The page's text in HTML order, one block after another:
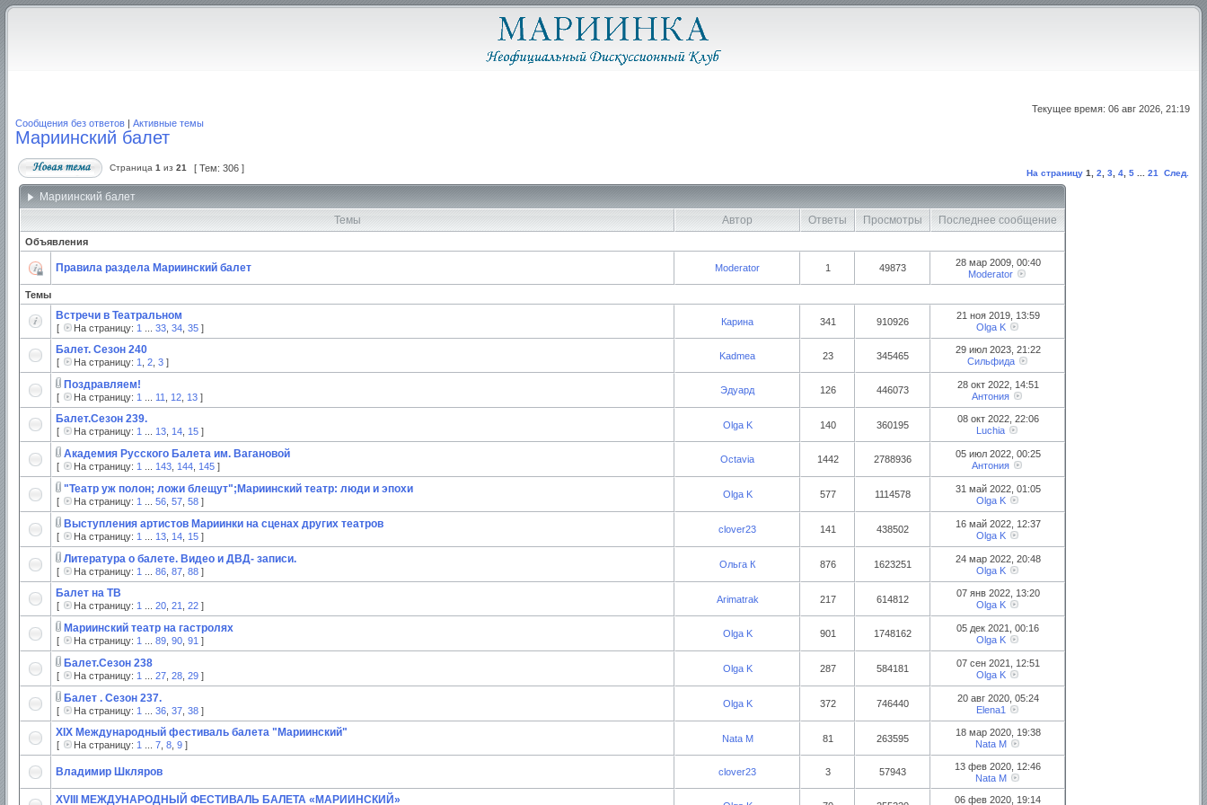
Текущее время: 06 авг 2026, 21:19
Сообщения без ответов | Активные темы
Мариинский балет
Страница 1 из 21 [ Тем: 306 ] На страницу 1 2 3 4 5 21 След.
Мариинский балет
Темы
Автор Ответы Просмотры Последнее сообщение
Объявления
Правила раздела Мариинский балет Moderator 1 49873
28 мар 2009, 00:40
Moderator
Темы
Встречи в Театральном
[ На страницу: 1 33 34 35 ]
Карина 341 910926
21 ноя 2019, 13:59
Olga K
Балет. Сезон 240
[ На страницу: 1 2 3 ]
Kadmea 23 345465
29 июл 2023, 21:22
Сильфида
Поздравляем!
[ На страницу: 1 11 12 13 ]
Эдуард 126 446073
28 окт 2022, 14:51
Антония
Балет.Сезон 239.
[ На страницу: 1 13 14 15 ]
Olga K 140 360195
08 окт 2022, 22:06
Luchia
Академия Русского Балета им. Вагановой
[ На страницу: 1 143 144 145 ]
Octavia 1442 2788936
05 июл 2022, 00:25
Антония
"Театр уж полон; ложи блещут";Мариинский театр: люди и эпохи
[ На страницу: 1 56 57 58 ]
Olga K 577 1114578
31 май 2022, 01:05
Olga K
Выступления артистов Мариинки на сценах других театров
[ На страницу: 1 13 14 15 ]
clover23 141 438502
16 май 2022, 12:37
Olga K
Литература о балете. Видео и ДВД- записи.
[ На страницу: 1 86 87 88 ]
Ольга К 876 1623251
24 мар 2022, 20:48
Olga K
Балет на ТВ
[ На страницу: 1 20 21 22 ]
Arimatrak 217 614812
07 янв 2022, 13:20
Olga K
Мариинский театр на гастролях
[ На страницу: 1 89 90 91 ]
Olga K 901 1748162
05 дек 2021, 00:16
Olga K
Балет.Сезон 238
[ На страницу: 1 27 28 29 ]
Olga K 287 584181
07 сен 2021, 12:51
Olga K
Балет . Сезон 237.
[ На страницу: 1 36 37 38 ]
Olga K 372 746440
20 авг 2020, 05:24
Elena1
XIX Международный фестиваль балета "Мариинский"
[ На страницу: 1 7 8 9 ]
Nata M 81 263595
18 мар 2020, 19:38
Nata M
Владимир Шкляров clover23 3 57943
13 фев 2020, 12:46
Nata M
XVIII МЕЖДУНАРОДНЫЙ ФЕСТИВАЛЬ БАЛЕТА «МАРИИНСКИЙ» 06 фев 2020, 19:14